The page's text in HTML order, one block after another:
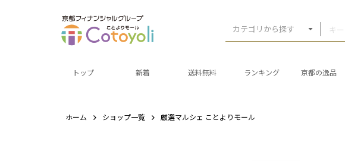
カテゴリから探す
トップ 新着 送料無料 ランキング 京都の逸品
ホーム ショップ一覧 厳選マルシェ ことよりモール